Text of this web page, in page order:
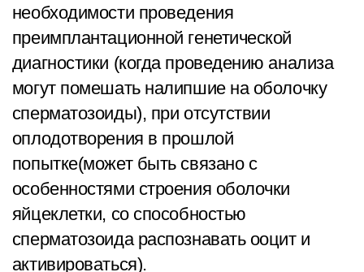
необходимости проведения
преимплантационной генетической
диагностики (когда проведению анализа
могут помешать налипшие на оболочку
сперматозоиды), при отсутствии
оплодотворения в прошлой
попытке(может быть связано с
особенностями строения оболочки
яйцеклетки, со способностью
сперматозоида распознавать ооцит и
активироваться).